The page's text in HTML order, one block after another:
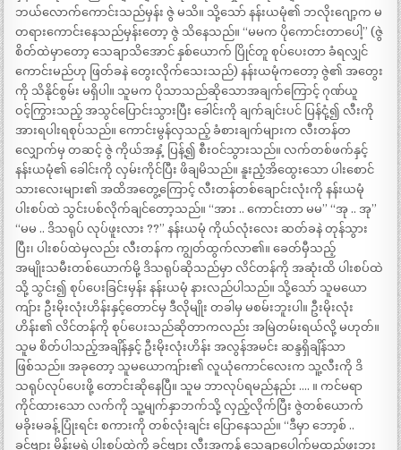
ဘယ်လောက်ကောင်းသည်မှန်း ဇွဲ မသိ။ သို့သော် နန်းယမုံ၏ ဘလိုးဂျော့က မ
တရားကောင်းနေသည်မှန်းတော့ ဇွဲ သိနေသည်။ “မမက ပိုကောင်းတာပေါ့” (ဇွဲ
စိတ်ထဲမှာတော့ သေချာသိအောင် နှစ်ယောက် ပြိုင်တူ စုပ်ပေးတာ ခံရလျှင်
ကောင်းမည်ဟု ဖြတ်ခနဲ တွေးလိုက်သေးသည်) နန်းယမုံကတော့ ဇွဲ၏ အတွေး
ကို သိနိုင်စွမ်း မရှိပါ။ သူမက ပိုသာသည်ဆိုသောအချက်ကြောင့် ဂုဏ်ယူ
ဝင့်ကြွားသည့် အသွင်ပြောင်းသွားပြီး ခေါင်းကို ချက်ချင်းပင် ပြန်ငုံ့၍ လီးကို
အားရပါးရစုပ်သည်။ ကောင်းမွန်လှသည့် ခံစားချက်များက လီးတန်တ
လျှောက်မှ တဆင့် ဇွဲ ကိုယ်အနှံ့ ပြန့်၍ စီးဝင်သွားသည်။ လက်တစ်ဖက်နှင့်
နန်းယမုံ၏ ခေါင်းကို လှမ်းကိုင်ပြီး ဖိချမိသည်။ နူးညံ့အိထွေးသော ပါးစောင်
သားလေးများ၏ အထိအတွေ့ကြောင့် လီးတန်တစ်ချောင်းလုံးကို နန်းယမုံ
ပါးစပ်ထဲ သွင်းပစ်လိုက်ချင်တော့သည်။ “အား .. ကောင်းတာ မမ” “အု .. အု”
“မမ .. ဒိသရုပ် လုပ်ဖူးလား ??” နန်းယမုံ ကိုယ်လုံးလေး ဆတ်ခနဲ တုန်သွား
ပြီး၊ ပါးစပ်ထဲမှလည်း လီးတန်က ကျွတ်ထွက်လာ၏။ ခေတ်မှီသည့်
အမျိုးသမီးတစ်ယောက်မို့ ဒိသရုပ်ဆိုသည်မှာ လိင်တန်ကို အဆုံးထိ ပါးစပ်ထဲ
သို့ သွင်း၍ စုပ်ပေးခြင်းမှန်း နန်းယမုံ နားလည်ပါသည်။ သို့သော် သူမယော
ကျ်ား ဦးမိုးလုံးဟိန်းနှင့်တောင်မှ ဒီလိုမျိုး တခါမှ မစမ်းဘူးပါ။ ဦးမိုးလုံး
ဟိန်း၏ လိင်တန်ကို စုပ်ပေးသည်ဆိုတာကလည်း အမြဲတမ်းရယ်လို့ မဟုတ်။
သူမ စိတ်ပါသည့်အချိန်နှင့် ဦးမိုးလုံးဟိန်း အလွန်အမင်း ဆန္ဒရှိချိန်သာ
ဖြစ်သည်။ အခုတော့ သူမယောကျ်ား၏ လူယုံကောင်လေးက သူ့လီးကို ဒိ
သရုပ်လုပ်ပေးဖို့ တောင်းဆိုနေပြီ။ သူမ ဘာလုပ်ရမည်နည်း …. ။ ကင်မရာ
ကိုင်ထားသော လက်ကို သူ့မျက်နှာဘက်သို့ လှည့်လိုက်ပြီး ဇွဲတစ်ယောက်
မခိုးမခန့် ပြုံးရင်း စကားကို တစ်လုံးချင်း ပြောနေသည်။ “ဒီမှာ ဘော့စ် ..
ခင်ဗျား မိန်းမရဲ့ပါးစပ်ထဲကို ခင်ဗျား လီးအကုန် သေချာပေါက်မထည့်ဖူးဘူး